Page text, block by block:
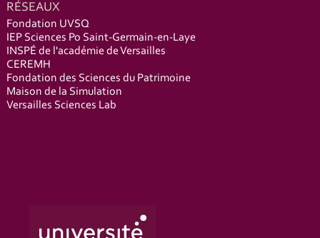
RÉSEAUX
Fondation UVSQ
IEP Sciences Po Saint-Germain-en-Laye
INSPÉ de l'académie de Versailles
CEREMH
Fondation des Sciences du Patrimoine
Maison de la Simulation
Versailles Sciences Lab